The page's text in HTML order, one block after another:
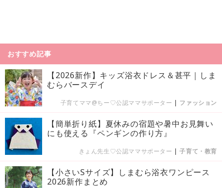
おすすめ記事
【2026新作】キッズ浴衣ドレス＆甚平｜しま
むらバースデイ
子育てママ@ちー♡公認ママサポーター | ファッション
【簡単折り紙】夏休みの宿題や暑中お見舞い
にも使える『ペンギンの作り方』
きょん先生♡公認ママサポーター |子育て・教育
【小さいSサイズ】しまむら浴衣ワンピース
2026新作まとめ